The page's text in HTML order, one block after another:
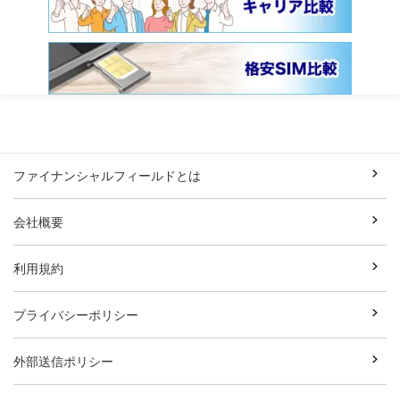
ファイナンシャルフィールドとは
会社概要
利用規約
プライバシーポリシー
外部送信ポリシー